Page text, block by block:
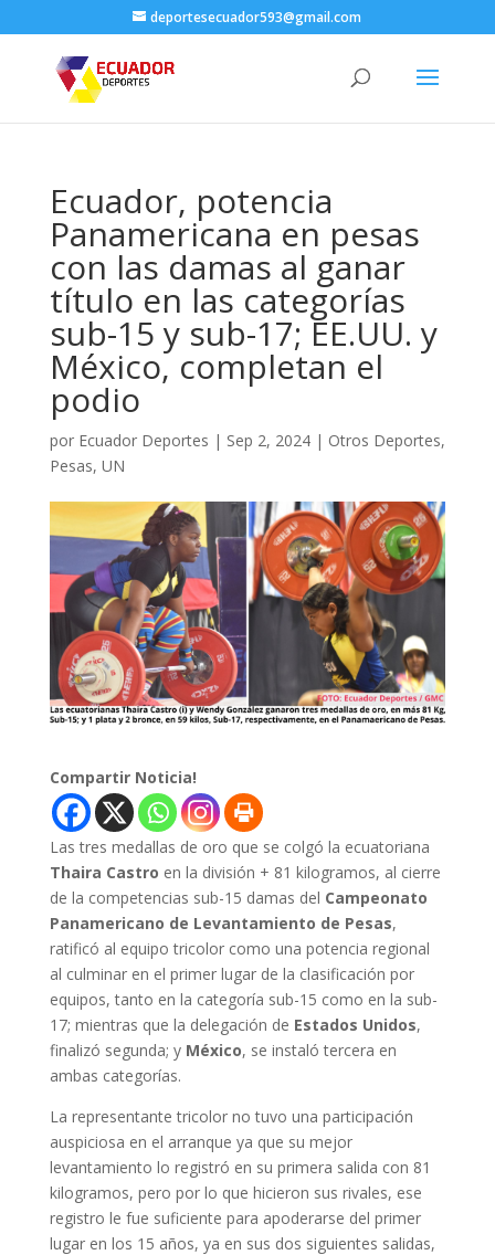
deportesecuador593@gmail.com
Ecuador, potencia
Panamericana en pesas
con las damas al ganar
título en las categorías
sub-15 y sub-17; EE.UU. y
México, completan el
podio
por Ecuador Deportes | Sep 2, 2024| Otros Deportes,
Pesas, UN
Compartir Noticia!
Las tres medallas de oro que se colgó la ecuatoriana
Thaira Castro en la división + 81 kilogramos, al cierre
de la competencias sub-15 damas del Campeonato
Panamericano de Levantamiento de Pesas,
ratificó al equipo tricolor como una potencia regional
al culminar en el primer lugar de la clasificación por
equipos, tanto en la categoría sub-15 como en la sub-
17; mientras que la delegación de Estados Unidos,
finalizó segunda; y México, se instaló tercera en
ambas categorías.
La representante tricolor no tuvo una participación
auspiciosa en el arranque ya que su mejor
levantamiento lo registró en su primera salida con 81
kilogramos, pero por lo que hicieron sus rivales, ese
registro le fue suficiente para apoderarse del primer
lugar en los 15 años, ya en sus dos siguientes salidas,